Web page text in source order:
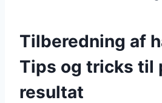
Tilberedning af
Tips og tricks til
resultat